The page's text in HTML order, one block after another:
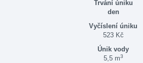
den
523 Kč
5,5 m3